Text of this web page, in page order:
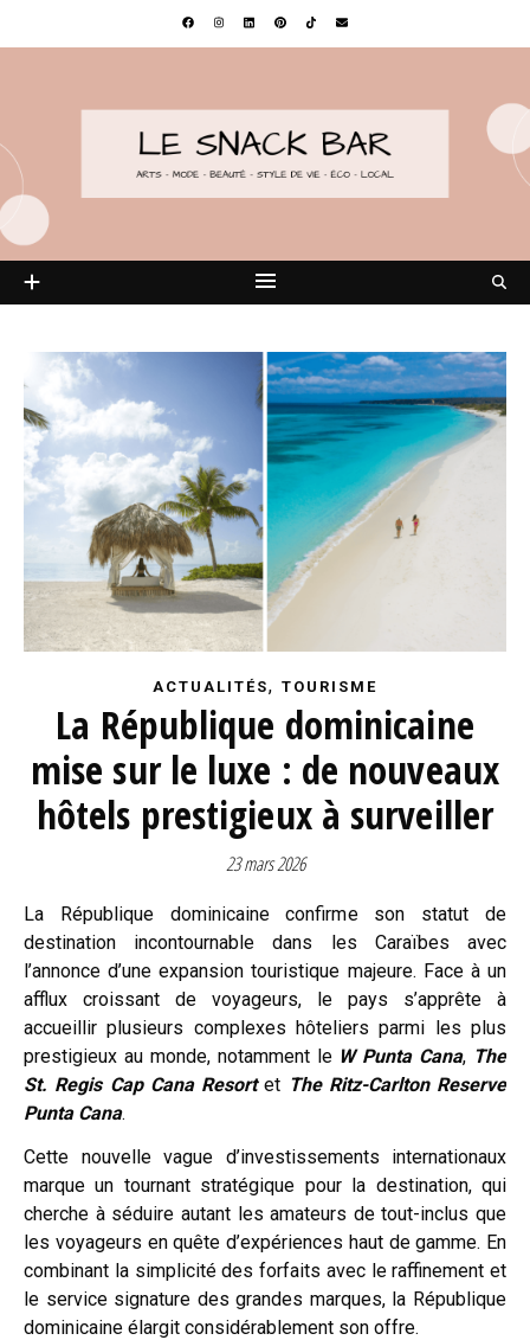
ACTUALITÉS, TOURISME
La République dominicaine
mise sur le luxe : de nouveaux
hôtels prestigieux à surveiller
23 mars 2026
La République dominicaine confirme son statut de
destination incontournable dans les Caraïbes avec
l’annonce d’une expansion touristique majeure. Face à un
afflux croissant de voyageurs, le pays s’apprête à
accueillir plusieurs complexes hôteliers parmi les plus
prestigieux au monde, notamment le W Punta Cana, The
St. Regis Cap Cana Resortet The Ritz-Carlton Reserve
Punta Cana.
Cette nouvelle vague d’investissements internationaux
marque un tournant stratégique pour la destination, qui
cherche à séduire autant les amateurs de tout-inclus que
les voyageurs en quête d’expériences haut de gamme. En
combinant la simplicité des forfaits avec le raffinement et
le service signature des grandes marques, la République
dominicaine élargit considérablement son offre.